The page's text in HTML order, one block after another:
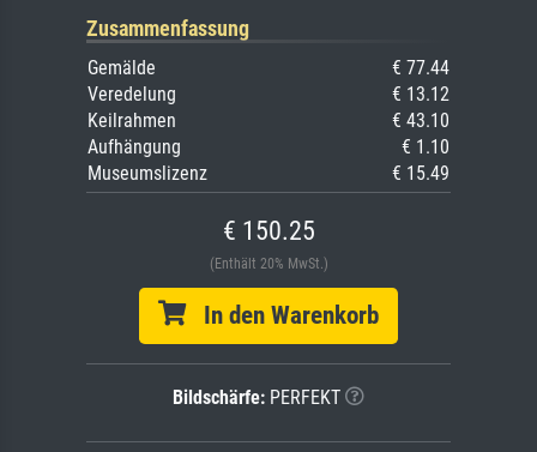
Zusammenfassung
Gemälde
€ 77.44
Veredelung
€ 13.12
Keilrahmen
€ 43.10
Aufhängung
€ 1.10
Museumslizenz
€ 15.49
€ 150.25
(Enthält 20% MwSt.)
In den Warenkorb
Bildschärfe: PERFEKT